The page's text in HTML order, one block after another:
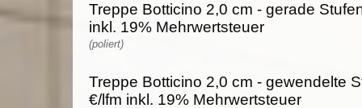
Treppe Botticino 2,0 cm - gerade
inkl. 19% Mehrwertsteuer
(poliert)
Treppe Botticino 2,0 cm - gewendelte
€/lfm inkl. 19% Mehrwertsteuer